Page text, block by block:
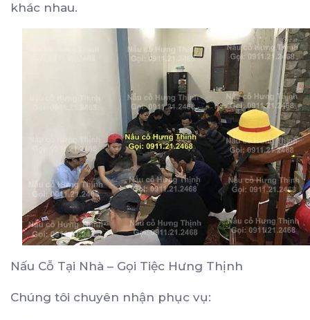
khác nhau.
Nấu Cỗ Tại Nhà – Gọi Tiệc Hưng Thịnh
Chúng tôi chuyên nhận phục vụ: